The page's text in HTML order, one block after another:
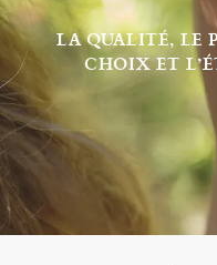
LA QUALITÉ, LE
CHOIX ET